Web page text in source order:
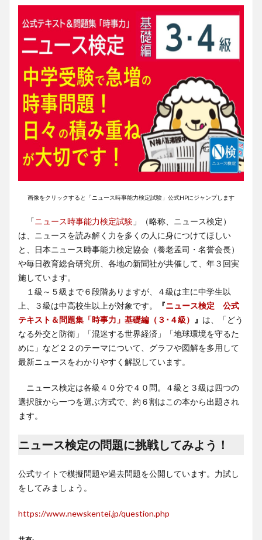
画像をクリックすると「ニュース時事能力検定試験」公式HPにジャンプします
「ニュース時事能力検定試験 」（略称、ニュース検定）
は、ニュースを読み解く力を多くの人に身につけてほしい
と、日本ニュース時事能力検定協会（養老孟司・名誉会長）
や毎日教育総合研究所、各地の新聞社が共催して、年３回実
施しています。
１級～５級まで６段階ありますが、４級は主に中学生以
上、３級は中高校生以上が対象です。
『ニュース検定 公式
テキスト＆問題集「時事力」基礎編（３･４級）
』 は、「どう
なる外交と防衛」「混迷する世界経済」「地球環境を守るた
めに」など２２のテーマについて、グラフや図解を多用して
最新ニュースをわかりやすく解説しています。
ニュース検定は各級４０分で４０問。４級と３級は四つの
選択肢から一つを選ぶ方式で、約６割はこの本から出題され
ます。
ニュース検定の問題に挑戦してみよう！
公式サイトで模擬問題や過去問題を公開しています。力試し
をしてみましょう。
https://www.newskentei.jp/question.php